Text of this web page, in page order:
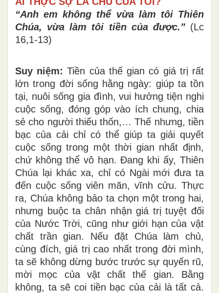
“Anh em không thể vừa làm tôi Thiên
Chúa, vừa làm tôi tiền của được.” (Lc
16,1-13)
Suy niệm: Tiền của thế gian có giá trị rất
lớn trong đời sống hằng ngày: giúp ta tồn
tại, nuôi sống gia đình, vui hưởng tiện nghi
cuộc sống, đóng góp vào ích chung, chia
sẻ cho người thiếu thốn,… Thế nhưng, tiền
bạc của cải chỉ có thể giúp ta giải quyết
cuộc sống trong một thời gian nhất định,
chứ không thể vô hạn. Đang khi ấy, Thiên
Chúa lại khác xa, chỉ có Ngài mới đưa ta
đến cuộc sống viên mãn, vĩnh cửu. Thực
ra, Chúa không bảo ta chọn một trong hai,
nhưng buộc ta chân nhận giá trị tuyệt đối
của Nước Trời, cũng như giới hạn của vật
chất trần gian. Nếu đặt Chúa làm chủ,
cùng đích, giá trị cao nhất trong đời mình,
ta sẽ không dừng bước trước sự quyến rũ,
mời mọc của vật chất thế gian. Bằng
không, ta sẽ coi tiền bạc của cải là tất cả.